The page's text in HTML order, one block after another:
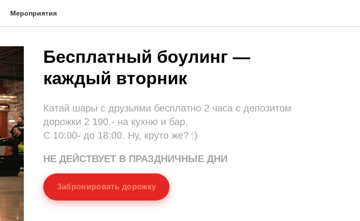
Мероприятия
Бесплатный боулинг —
каждый вторник
Катай шары с друзьями бесплатно 2 часа с депозитом
дорожки 2 190.- на кухню и бар.
С 10:00- до 18:00. Ну, круто же? :)
НЕ ДЕЙСТВУЕТ В ПРАЗДНИЧНЫЕ ДНИ
Забронировать дорожку